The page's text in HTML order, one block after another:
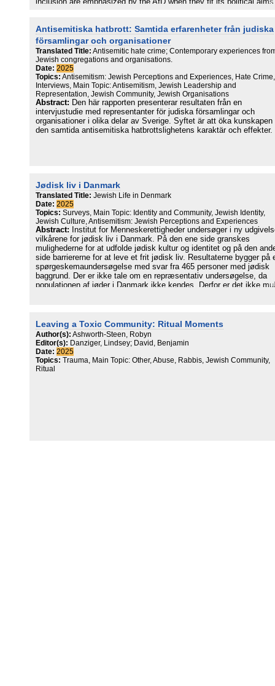
inclusion are emphasized by the AfD when they fit its political
perceived to threaten non-Jewish German victimhood, as it is seen
do in the context of Holocaust remembrance. Burchett compares
comment threads from these two thematic streams and finds that,
regardless of the difference in victimhood framing by the AfD,
both streams react with similar narratives of defensive, competitive
and rejective victimhood, as well as a reluctance to include Jews in
their in-group of victims, even when the AfD explicitly includes
Her paper argues that so-called ‘secondary’ antisemitism, Jewish
exclusion as a result of resistance to Holocaust guilt, also has an
effect on contemporary Jewish victimhood.
Antisemitiska hatbrott: Samtida erfarenheter från judiska
församlingar och organisationer
Translated Title: Antisemitic hate crime; Contemporary experiences
Jewish congregations and organisations.
Date: 2025
Topics: Antisemitism: Jewish Perceptions and Experiences, Hate Crime,
Interviews, Main Topic: Antisemitism, Jewish Leadership and
Representation, Jewish Community, Jewish Organisations
Abstract: Den här rapporten presenterar resultaten från en
intervjustudie med representanter för judiska församlingar och
organisationer i olika delar av Sverige. Syftet är att öka kunskapen
den samtida antisemitiska hatbrottslighetens karaktär och effekter.
Jødisk liv i Danmark
Translated Title: Jewish Life in Denmark
Date: 2025
Topics: Surveys, Main Topic: Identity and Community, Jewish Identity,
Jewish Culture, Antisemitism: Jewish Perceptions and Experiences
Abstract:
Institut for Menneskerettigheder undersøger i ny
vilkårene for jødisk liv i Danmark. På den ene side granskes
mulighederne for at udfolde jødisk kultur og identitet og på den
side barriererne for at leve et frit jødisk liv. Resultaterne bygger på
spørgeskemaundersøgelse med svar fra 465 personer med jødisk
baggrund. Der er ikke tale om en repræsentativ undersøgelse, da
populationen af jøder i Danmark ikke kendes. Derfor er det ikke
mere end 400 år. Denne undersøgelse peger på, at jødisk liv og
stadig er levende. Næsten alle undersøgelsens respondenter
at de praktiserer jødiske traditioner og vægter jødisk kultur højt,
om de er medlemmer af et trossamfund. Undersøgelsen viser
anden side: Jøder i Danmark møder væsentlige barrierer i form af
antisemitisme, forskelsbehandling, social eksklusion og
Leaving a Toxic Community: Ritual Moments
Author(s): Ashworth-Steen, Robyn
Editor(s): Danziger, Lindsey; David, Benjamin
Date: 2025
Topics: Trauma, Main Topic: Other, Abuse, Rabbis, Jewish Community,
Ritual